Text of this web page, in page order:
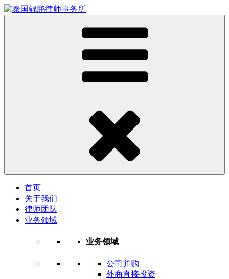
首页
关于我们
律师团队
业务领域
业务领域
公司并购
外商直接投资